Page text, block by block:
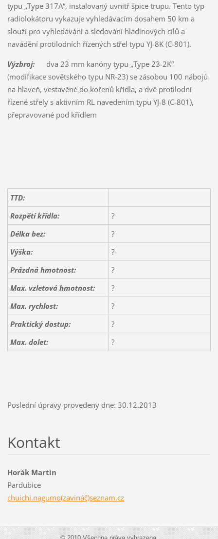
typu „Type 317A“, instalovaný uvnitř špice trupu. Tento typ
radiolokátoru vykazuje vyhledávacím dosahem 50 km a
slouží pro vyhledávání a sledování hladinových cílů a
navádění protilodních řízených střel typu YJ-8K (C-801).
Výzbroj:dva 23 mm kanóny typu „Type 23-2K“
(modifikace sovětského typu NR-23) se zásobou 100 nábojů
na hlaveň, vestavěné do kořenů křídla, a dvě protilodní
řízené střely s aktivním RL navedením typu YJ-8 (C-801),
přepravované pod křídlem
TTD:
Rozpětí křídla:
?
Délka bez:
?
Výška:
?
Prázdná hmotnost:
?
Max. vzletová hmotnost:
?
Max. rychlost:
?
Praktický dostup:
?
Max. dolet:
?
Poslední úpravy provedeny dne: 30.12.2013
Kontakt
Horák Martin
Pardubice
chuichi.nagumo(zavináč)seznam.cz